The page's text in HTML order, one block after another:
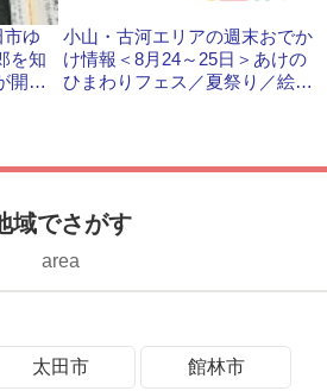
ゆ
を知
開館
小山・古河エリアの週末おでか
け情報＜8月24～25日＞あけの
ひまわりフェス／夏祭り／絵本
域でさがす
area
太田市 館林市